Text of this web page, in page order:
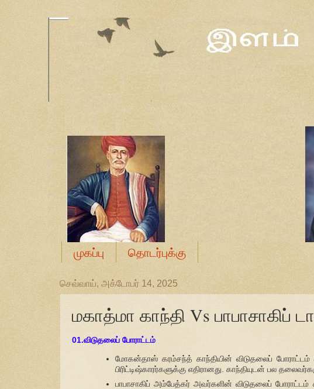
முகப்பு தொடர்புக்கு
செவ்வாய், அக்டோபர் 14, 2025
மகாத்மா காந்தி Vs பாபாசாகிப்
01.விடுதலைப் போராட்டம்
மோகன்தாஸ் கரம்சந்த் காந்தியின் விடுதலைப் போராட்டம்
பிரிட்டிஷ்காரர்களுக்கு எதிரானது. காந்தியுடன் பல
பாபாசாகிப் அம்பேத்கர் அவர்களின் விடுதலைப்